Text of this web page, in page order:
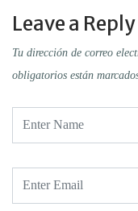
Leave a Reply
Tu dirección de correo
obligatorios están